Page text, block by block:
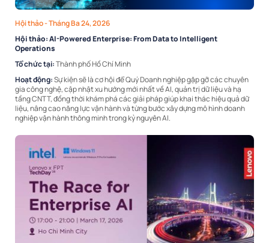
Hội thảo- Tháng Ba 24, 2026
Hội thảo: AI-Powered Enterprise: From Data to Intelligent
Operations
Tổ chức tại:Thành phố Hồ Chí Minh
Hoạt động:Sự kiện sẽ là cơ hội để Quý Doanh nghiệp gặp gỡ các chuyên
gia công nghệ, cập nhật xu hướng mới nhất về AI, quản trị dữ liệu và hạ
tầng CNTT, đồng thời khám phá các giải pháp giúp khai thác hiệu quả dữ
liệu, nâng cao năng lực vận hành và từng bước xây dựng mô hình doanh
nghiệp vận hành thông minh trong kỷ nguyên AI.